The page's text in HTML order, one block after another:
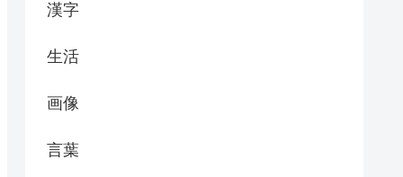
漢字
生活
画像
言葉